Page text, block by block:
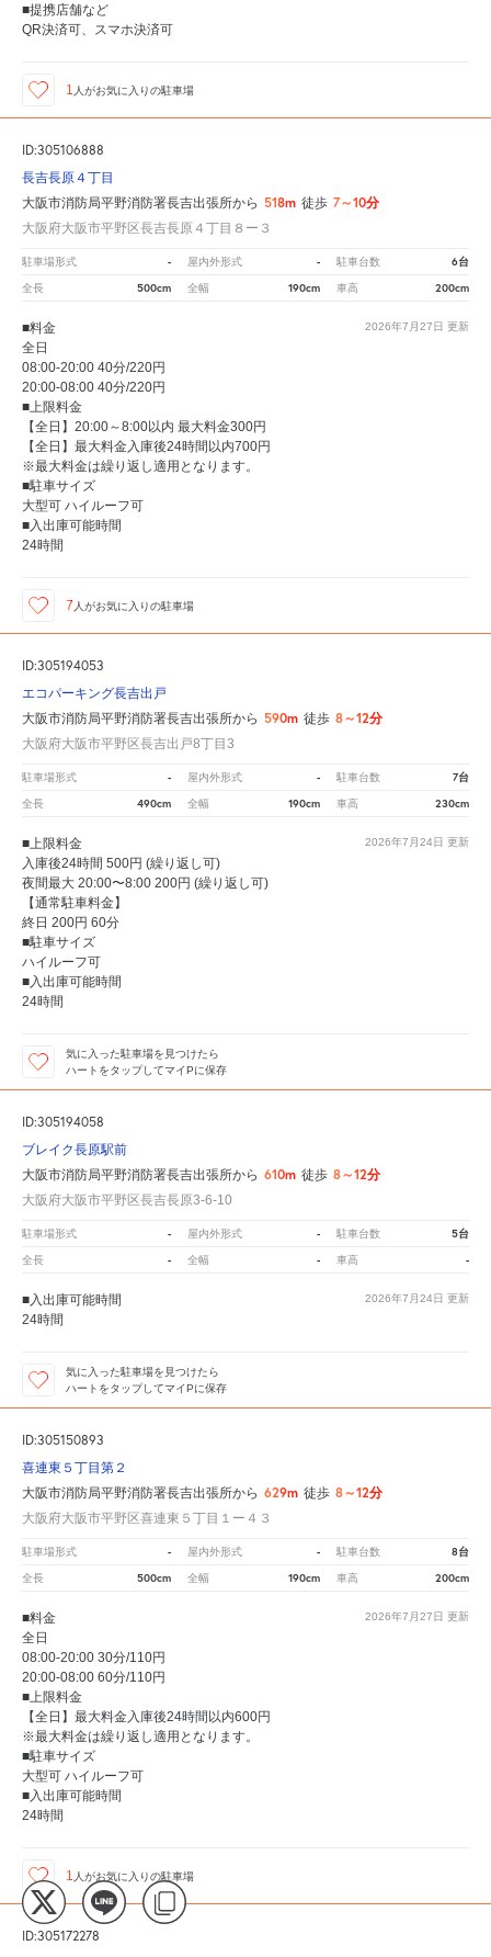
■提携店舗など
QR決済可、スマホ決済可
1 人がお気に入りの駐車場
ID:305106888
長吉長原４丁目
大阪市消防局平野消防署長吉出張所から 518m 徒歩 7～10分
大阪府大阪市平野区長吉長原４丁目８ー３
駐車場形式 - 屋内外形式 - 駐車台数 6台
全長 500cm 全幅 190cm 車高 200cm
2026年7月27日 更新
■料金
全日
08:00-20:00 40分/220円
20:00-08:00 40分/220円
■上限料金
【全日】20:00～8:00以内 最大料金300円
【全日】最大料金入庫後24時間以内700円
※最大料金は繰り返し適用となります。
■駐車サイズ
大型可 ハイルーフ可
■入出庫可能時間
24時間
7 人がお気に入りの駐車場
ID:305194053
エコパーキング長吉出戸
大阪市消防局平野消防署長吉出張所から 590m 徒歩 8～12分
大阪府大阪市平野区長吉出戸8丁目3
駐車場形式 - 屋内外形式 - 駐車台数 7台
全長 490cm 全幅 190cm 車高 230cm
2026年7月24日 更新
■上限料金
入庫後24時間 500円 (繰り返し可)
夜間最大 20:00〜8:00 200円 (繰り返し可)
【通常駐車料金】
終日 200円 60分
■駐車サイズ
ハイルーフ可
■入出庫可能時間
24時間
気に入った駐車場を見つけたら
ハートをタップしてマイPに保存
ID:305194058
ブレイク長原駅前
大阪市消防局平野消防署長吉出張所から 610m 徒歩 8～12分
大阪府大阪市平野区長吉長原3-6-10
駐車場形式 - 屋内外形式 - 駐車台数 5台
全長 - 全幅 - 車高 -
2026年7月24日 更新
■入出庫可能時間
24時間
気に入った駐車場を見つけたら
ハートをタップしてマイPに保存
ID:305150893
喜連東５丁目第２
大阪市消防局平野消防署長吉出張所から 629m 徒歩 8～12分
大阪府大阪市平野区喜連東５丁目１ー４３
駐車場形式 - 屋内外形式 - 駐車台数 8台
全長 500cm 全幅 190cm 車高 200cm
2026年7月27日 更新
■料金
全日
08:00-20:00 30分/110円
20:00-08:00 60分/110円
■上限料金
【全日】最大料金入庫後24時間以内600円
※最大料金は繰り返し適用となります。
■駐車サイズ
大型可 ハイルーフ可
■入出庫可能時間
24時間
1 人がお気に入りの駐車場
ID:305172278